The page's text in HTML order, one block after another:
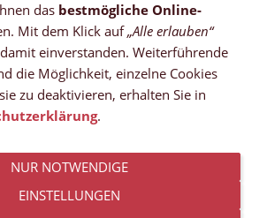
das bestmögliche Online-
Mit dem Klick auf„Alle erlauben“
einverstanden. Weiterführende
die Möglichkeit, einzelne Cookies
zu deaktivieren, erhalten Sie in
.
NUR NOTWENDIGE
EINSTELLUNGEN